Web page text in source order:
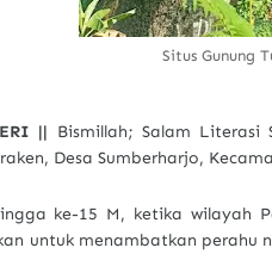
Situs Gunung
|| Bismillah; Salam Literasi
Desa Sumberharjo,
ke-15 M, ketika wilayah
untuk menambatkan perahu